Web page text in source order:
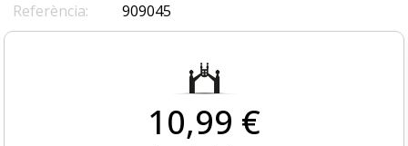
Referència: 909045
10,99 €